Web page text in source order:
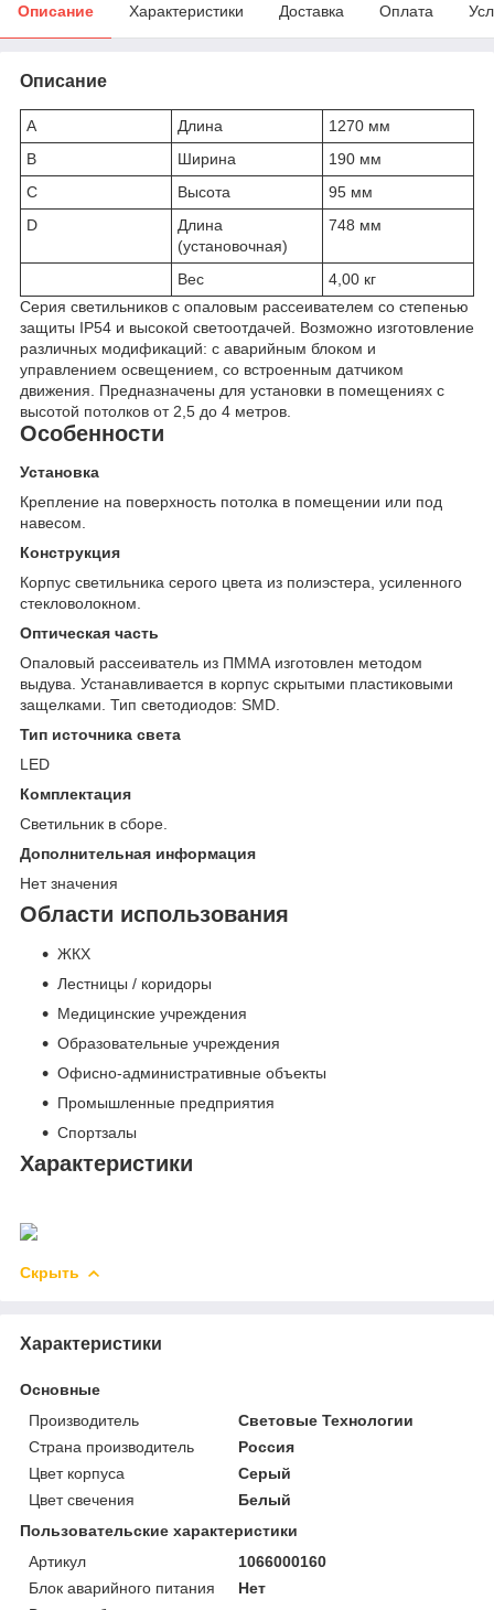
Описание Характеристики Доставка Оплата
Описание
A Длина
1270 мм
B
Ширина
190 мм
C
Высота
95 мм
D
Длина
(установочная)
748 мм
Вес
4,00 кг
Серия светильников с опаловым рассеивателем со степенью
защиты IP54 и высокой светоотдачей. Возможно изготовление
различных модификаций: с аварийным блоком и
управлением освещением, со встроенным датчиком
движения. Предназначены для установки в помещениях с
высотой потолков от 2,5 до 4 метров.
Особенности
Установка
Крепление на поверхность потолка в помещении или под
навесом.
Конструкция
Корпус светильника серого цвета из полиэстера, усиленного
стекловолокном.
Оптическая часть
Опаловый рассеиватель из ПММА изготовлен методом
выдува. Устанавливается в корпус скрытыми пластиковыми
защелками. Тип светодиодов: SMD.
Тип источника света
LED
Комплектация
Светильник в сборе.
Дополнительная информация
Нет значения
Области использования
ЖКХ
Лестницы / коридоры
Медицинские учреждения
Образовательные учреждения
Офисно-административные объекты
Промышленные предприятия
Спортзалы
Характеристики
Скрыть
Характеристики
Основные
Производитель
Световые Технологии
Страна производитель
Россия
Цвет корпуса
Серый
Цвет свечения
Белый
Пользовательские характеристики
Артикул
1066000160
Блок аварийного питания
Нет